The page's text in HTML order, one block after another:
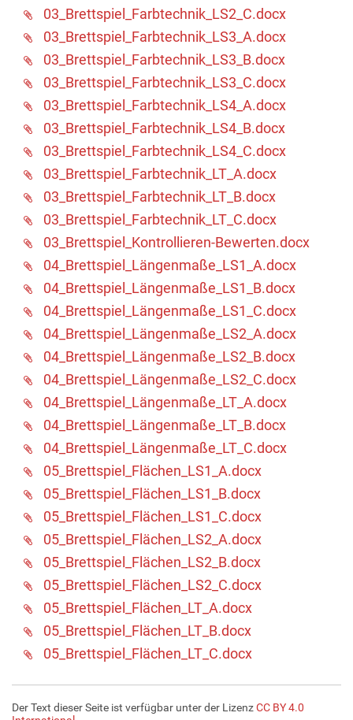
03_Brettspiel_Farbtechnik_LS2_C.docx
03_Brettspiel_Farbtechnik_LS3_A.docx
03_Brettspiel_Farbtechnik_LS3_B.docx
03_Brettspiel_Farbtechnik_LS3_C.docx
03_Brettspiel_Farbtechnik_LS4_A.docx
03_Brettspiel_Farbtechnik_LS4_B.docx
03_Brettspiel_Farbtechnik_LS4_C.docx
03_Brettspiel_Farbtechnik_LT_A.docx
03_Brettspiel_Farbtechnik_LT_B.docx
03_Brettspiel_Farbtechnik_LT_C.docx
03_Brettspiel_Kontrollieren-Bewerten.docx
04_Brettspiel_Längenmaße_LS1_A.docx
04_Brettspiel_Längenmaße_LS1_B.docx
04_Brettspiel_Längenmaße_LS1_C.docx
04_Brettspiel_Längenmaße_LS2_A.docx
04_Brettspiel_Längenmaße_LS2_B.docx
04_Brettspiel_Längenmaße_LS2_C.docx
04_Brettspiel_Längenmaße_LT_A.docx
04_Brettspiel_Längenmaße_LT_B.docx
04_Brettspiel_Längenmaße_LT_C.docx
05_Brettspiel_Flächen_LS1_A.docx
05_Brettspiel_Flächen_LS1_B.docx
05_Brettspiel_Flächen_LS1_C.docx
05_Brettspiel_Flächen_LS2_A.docx
05_Brettspiel_Flächen_LS2_B.docx
05_Brettspiel_Flächen_LS2_C.docx
05_Brettspiel_Flächen_LT_A.docx
05_Brettspiel_Flächen_LT_B.docx
05_Brettspiel_Flächen_LT_C.docx
Der Text dieser Seite ist verfügbar unter der LizenzCC BY 4.0